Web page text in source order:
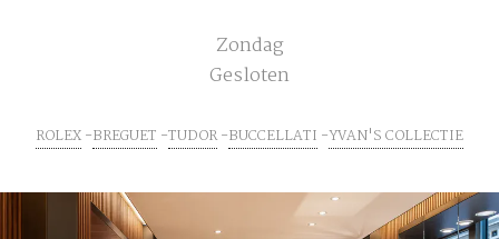
Zondag
Gesloten
ROLEX BREGUET TUDOR BUCCELLATI YVAN'S COLLECTIE